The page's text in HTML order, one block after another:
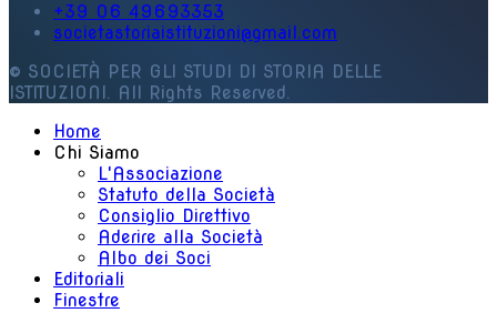
+39 06 49693353
societastoriaistituzioni@gmail.com
© SOCIETÀ PER GLI STUDI DI STORIA DELLE
ISTITUZIONI. All Rights Reserved.
Home
Chi Siamo
L'Associazione
Statuto della Società
Consiglio Direttivo
Aderire alla Società
Albo dei Soci
Editoriali
Finestre